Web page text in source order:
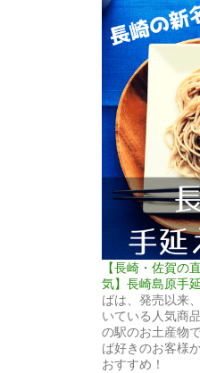
【長崎・佐賀の
気】長崎島原手
ばは、発売以来
いている人気商
の駅のお土産物
ば好きのお客様
おすすめ！